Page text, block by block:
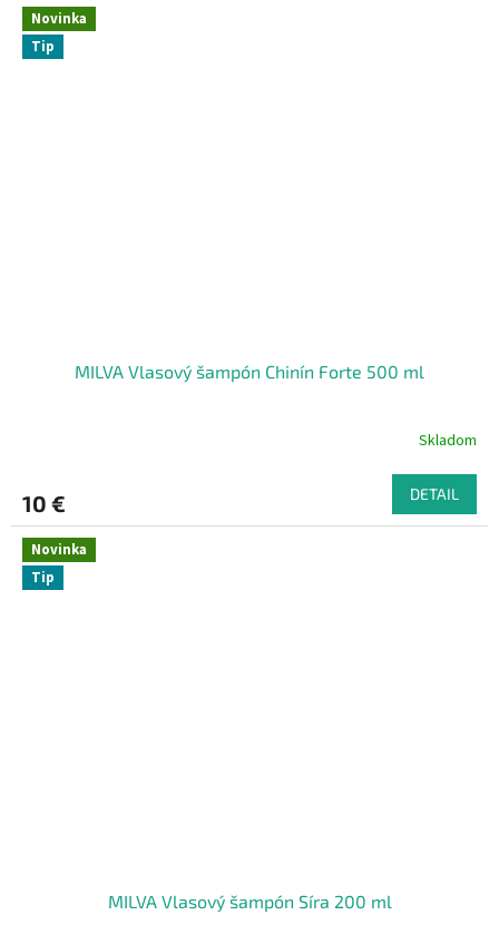
Novinka
Tip
MILVA Vlasový šampón Chinín Forte 500 ml
Skladom
10 € DETAIL
Novinka
Tip
MILVA Vlasový šampón Síra 200 ml